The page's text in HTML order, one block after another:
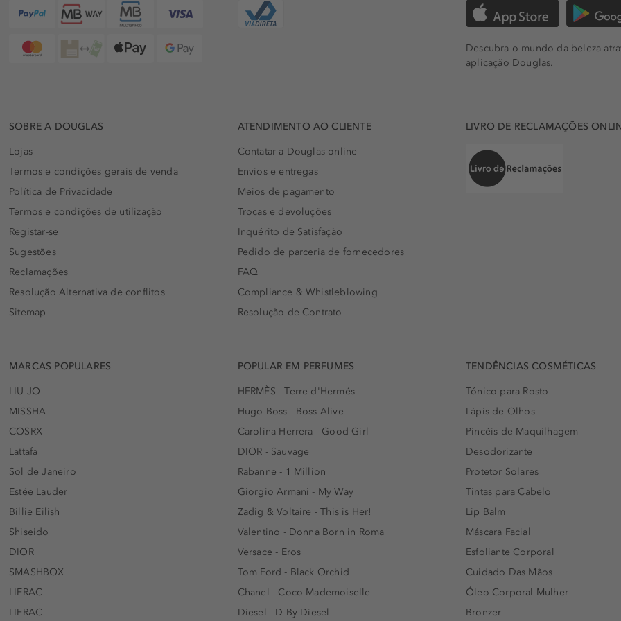
Descubra o mundo da beleza
aplicação Douglas.
SOBRE A DOUGLAS
Lojas
Termos e condições gerais de venda
Política de Privacidade
Termos e condições de utilização
Registar-se
Sugestões
Reclamações
Resolução Alternativa de conflitos
Sitemap
ATENDIMENTO AO CLIENTE
Contatar a Douglas online
Envios e entregas
Meios de pagamento
Trocas e devoluções
Inquérito de Satisfação
Pedido de parceria de fornecedores
FAQ
Compliance & Whistleblowing
Resolução de Contrato
LIVRO DE RECLAMAÇÕES
MARCAS POPULARES
LIU JO
MISSHA
COSRX
Lattafa
Sol de Janeiro
Estée Lauder
Billie Eilish
Shiseido
DIOR
SMASHBOX
LIERAC
LIERAC
POPULAR EM PERFUMES
HERMÈS - Terre d'Hermés
Hugo Boss - Boss Alive
Carolina Herrera - Good Girl
DIOR - Sauvage
Rabanne - 1 Million
Giorgio Armani - My Way
Zadig & Voltaire - This is Her!
Valentino - Donna Born in Roma
Versace - Eros
Tom Ford - Black Orchid
Chanel - Coco Mademoiselle
Diesel - D By Diesel
TENDÊNCIAS COSMÉTICAS
Tónico para Rosto
Lápis de Olhos
Pincéis de Maquilhagem
Desodorizante
Protetor Solares
Tintas para Cabelo
Lip Balm
Máscara Facial
Esfoliante Corporal
Cuidado Das Mãos
Óleo Corporal Mulher
Bronzer